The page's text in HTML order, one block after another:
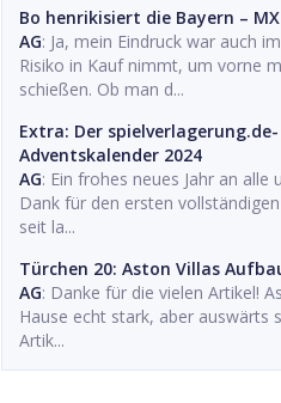
Bo henrikisiert die Bayern – MX
AG: Ja, mein Eindruck war auch
Risiko in Kauf nimmt, um vorne
schießen. Ob man d...
Extra: Der spielverlagerung.de-
Adventskalender 2024
AG: Ein frohes neues Jahr an alle
Dank für den ersten
seit la...
Türchen 20: Aston Villas
AG: Danke für die vielen Artikel!
Hause echt stark, aber auswärts
Artik...